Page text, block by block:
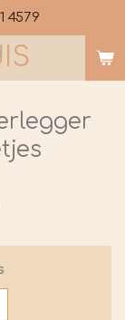
4579